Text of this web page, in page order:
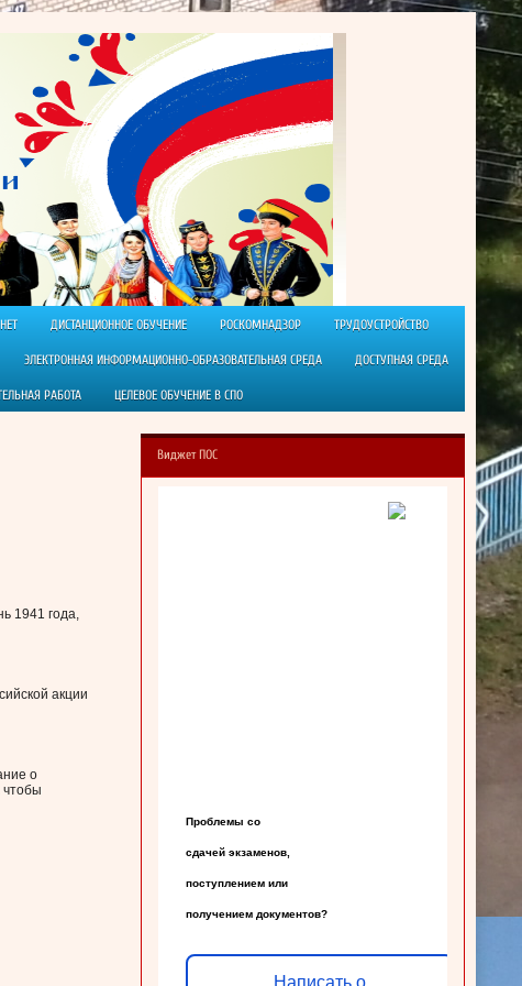
ДИСТАНЦИОННОЕ ОБУЧЕНИЕ РОСКОМНАДЗОР ТРУДОУСТРОЙСТВО
ЭЛЕКТРОННАЯ ИНФОРМАЦИОННО-ОБРАЗОВАТЕЛЬНАЯ СРЕДА ДОСТУПНАЯ СРЕДА
РАБОТА ЦЕЛЕВОЕ ОБУЧЕНИЕ В СПО
1941 года,
акции
о
чтобы
Виджет ПОС
Проблемы со
сдачей экзаменов,
поступлением или
получением документов?
Написать о